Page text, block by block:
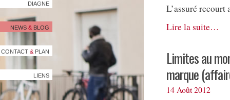
DIAGNE
NEWS & BLOG
CONTACT & PLAN
LIENS
L’assuré
Lire la suite…
Limites au
marque
14 Août 2012